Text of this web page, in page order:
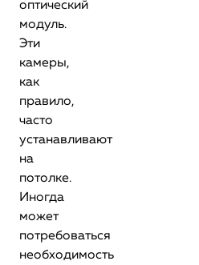
оптический
модуль.
Эти
камеры,
как
правило,
часто
устанавливают
на
потолке.
Иногда
может
потребоваться
необходимость